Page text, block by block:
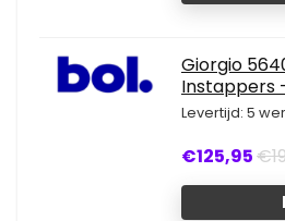
Giorgio
Instappers
Levertijd: 5
€125,95